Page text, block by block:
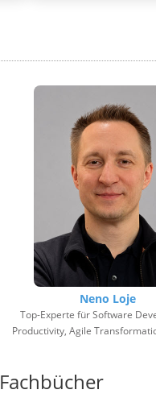
Neno Loje
Top-Experte für Software
Productivity, Agile
Fachbücher